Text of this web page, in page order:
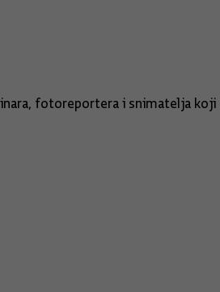
fotoreportera i snimatelja